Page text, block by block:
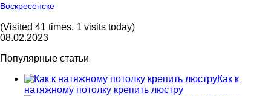
Воскресенске
(Visited 41 times, 1 visits today)
08.02.2023
Популярные статьи
Как к
натяжному потолку крепить люстру